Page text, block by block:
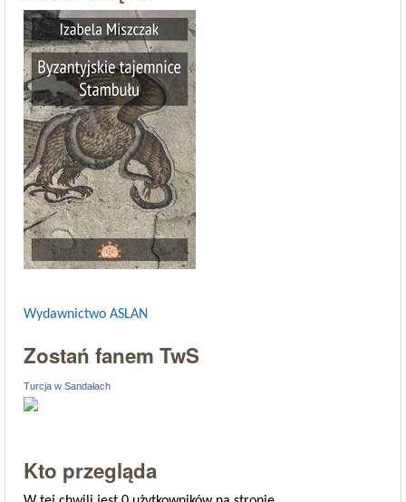
Wydawnictwo ASLAN
Zostań fanem TwS
Turcja w Sandałach
Kto przegląda